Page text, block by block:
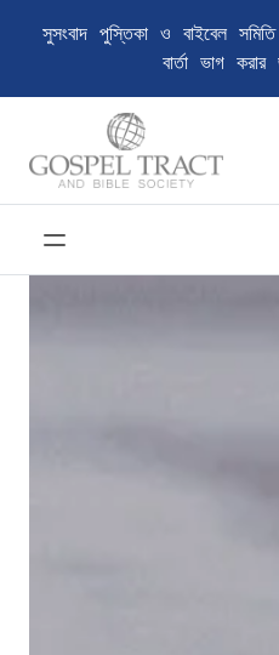
সুসংবাদ পুস্তিকা ও বাইবেল সমিতি
বার্তা ভাগ